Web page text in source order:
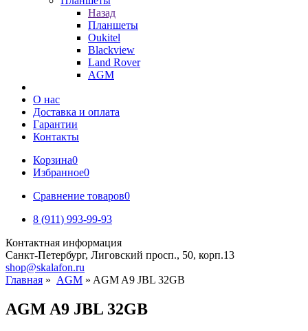
Назад
Планшеты
Oukitel
Blackview
Land Rover
AGM
О нас
Доставка и оплата
Гарантии
Контакты
Корзина0
Избранное0
Сравнение товаров0
8 (911) 993-99-93
Контактная информация
Санкт-Петербург, Лиговский просп., 50, корп.13
shop@skalafon.ru
Главная » AGM » AGM A9 JBL 32GB
AGM A9 JBL 32GB